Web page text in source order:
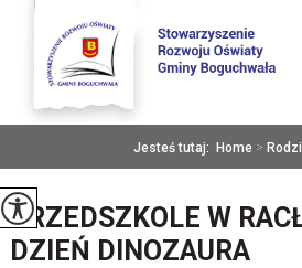
Jesteś tutaj: Home >
PRZEDSZKOLE W
DZIEŃ DINOZAURA